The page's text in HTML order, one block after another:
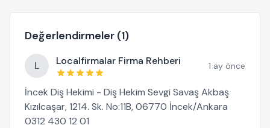
Değerlendirmeler (1)
L Localfirmalar Firma Rehberi 1 ay önce
İncek Diş Hekimi - Diş Hekim Sevgi Savaş Akbaş
Kızılcaşar, 1214. Sk. No:11B, 06770 İncek/Ankara
0312 430 12 01